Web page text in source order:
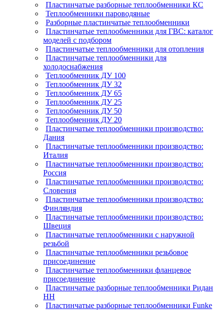
Пластинчатые разборные теплообменники КC
Теплообменники пароводяные
Разборные пластинчатые теплообменники
Пластинчатые теплообменники для ГВС: каталог
моделей с подбором
Пластинчатые теплообменники для отопления
Пластинчатые теплообменники для
холодоснабжения
Теплообменник ДУ 100
Теплообменник ДУ 32
Теплообменник ДУ 65
Теплообменник ДУ 25
Теплообменник ДУ 50
Теплообменник ДУ 20
Пластинчатые теплообменники производство:
Дания
Пластинчатые теплообменники производство:
Италия
Пластинчатые теплообменники производство:
Россия
Пластинчатые теплообменники производство:
Словения
Пластинчатые теплообменники производство:
Финляндия
Пластинчатые теплообменники производство:
Швеция
Пластинчатые теплообменники с наружной
резьбой
Пластинчатые теплообменники резьбовое
присоединение
Пластинчатые теплообменники фланцевое
присоединение
Пластинчатые разборные теплообменники Ридан
НН
Пластинчатые разборные теплообменники Funke